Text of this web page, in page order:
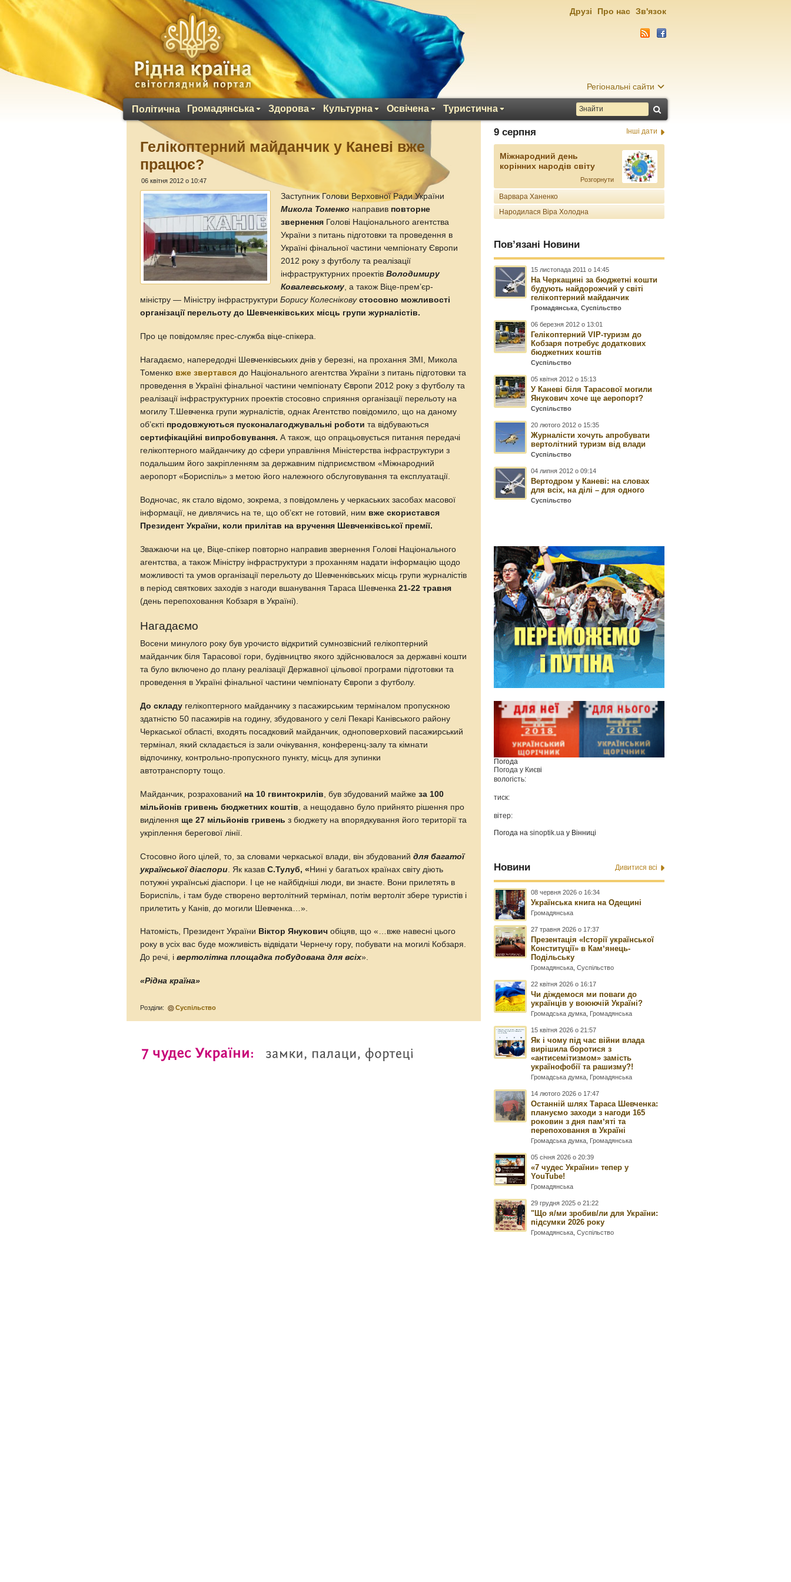
Регіональні сайти
Політична Громадянська Здорова Культурна Освічена Туристична
Друзі Про нас Зв'язок
Гелікоптерний майданчик у Каневі вже
працює?
06 квітня 2012 о 10:47
Заступник Голови Верховної Ради України
Микола Томенко направив повторне
звернення Голові Національного агентства
України з питань підготовки та проведення в
Україні фінальної частини чемпіонату Європи
2012 року з футболу та реалізації
інфраструктурних проектівВолодимиру
Ковалевському, а також Віце-прем’єр-
міністру — Міністру інфраструктуриБорису Колеснікову стосовно можливості
організації перельоту до Шевченківських місць групи журналістів.
Про це повідомляє прес-служба віце-спікера.
Нагадаємо, напередодні Шевченківських днів у березні, на прохання ЗМІ, Микола
Томенко вже звертався до Національного агентства України з питань підготовки та
проведення в Україні фінальної частини чемпіонату Європи 2012 року з футболу та
реалізації інфраструктурних проектів стосовно сприяння організації перельоту на
могилу Т.Шевченка групи журналістів, однак Агентство повідомило, що на даному
об’єкті продовжуються пусконалагоджувальні роботи та відбуваються
сертифікаційні випробовування. А також, що опрацьовується питання передачі
гелікоптерного майданчику до сфери управління Міністерства інфраструктури з
подальшим його закріпленням за державним підприємством «Міжнародний
аеропорт «Бориспіль» з метою його належного обслуговування та експлуатації.
Водночас, як стало відомо, зокрема, з повідомлень у черкаських засобах масової
інформації, не дивлячись на те, що об’єкт не готовий, ним вже скористався
Президент України, коли прилітав на вручення Шевченківської премії.
Зважаючи на це, Віце-спікер повторно направив звернення Голові Національного
агентства, а також Міністру інфраструктури з проханням надати інформацію щодо
можливості та умов організації перельоту до Шевченківських місць групи журналістів
в період святкових заходів з нагоди вшанування Тараса Шевченка21-22 травня
(день перепоховання Кобзаря в Україні).
Нагадаємо
Восени минулого року був урочисто відкритий сумнозвісний гелікоптерний
майданчик біля Тарасової гори, будівництво якого здійснювалося за державні кошти
та було включено до плану реалізації Державної цільової програми підготовки та
проведення в Україні фінальної частини чемпіонату Європи з футболу.
До складу гелікоптерного майданчику з пасажирським терміналом пропускною
здатністю 50 пасажирів на годину, збудованого у селі Пекарі Канівського району
Черкаської області, входять посадковий майданчик, одноповерховий пасажирський
термінал, який складається із зали очікування, конференц-залу та кімнати
відпочинку, контрольно-пропускного пункту, місць для зупинки
автотранспорту тощо.
Майданчик, розрахований на 10 гвинтокрилів , був збудований майжеза 100
мільйонів гривень бюджетних коштів , а нещодавно було прийнято рішення про
виділення ще 27 мільйонів гривень з бюджету на впорядкування його території та
укріплення берегової лінії.
Стосовно його цілей, то, за словами черкаської влади, він збудованийдля багатої
української діаспори . Як казавС.Тулуб, «Нині у багатьох країнах світу діють
потужні українські діаспори. І це не найбідніші люди, ви знаєте. Вони прилетять в
Бориспіль, і там буде створено вертолітний термінал, потім вертоліт збере туристів і
прилетить у Канів, до могили Шевченка…».
Натомість, Президент України Віктор Янукович обіцяв, що «…вже навесні цього
року в усіх вас буде можливість відвідати Чернечу гору, побувати на могилі Кобзаря.
До речі, і вертолітна площадка побудована для всіх».
«Рідна країна»
Розділи: Суспільство
9 серпня Інші дати
Міжнародний день
корінних народів світу
Розгорнути
Варвара Ханенко
Народилася Віра Холодна
Пов’язані Новини
15 листопада 2011 о 14:45
На Черкащині за бюджетні кошти
будують найдорожчий у світі
гелікоптерний майданчик
Громадянська ,Суспільство
06 березня 2012 о 13:01
Гелікоптерний VIP-туризм до
Кобзаря потребує додаткових
бюджетних коштів
Суспільство
05 квітня 2012 о 15:13
У Каневі біля Тарасової могили
Янукович хоче ще аеропорт?
Суспільство
20 лютого 2012 о 15:35
Журналісти хочуть апробувати
вертолітний туризм від влади
Суспільство
04 липня 2012 о 09:14
Вертодром у Каневі: на словах
для всіх, на ділі – для одного
Суспільство
Погода
Погода у Києві
вологість:
тиск:
вітер:
Погода наsinoptik.ua у Вінниці
Новини Дивитися всі
08 червня 2026 о 16:34
Українська книга на Одещині
Громадянська
27 травня 2026 о 17:37
Презентація «Історії української
Конституції» в Камʼянець-
Подільську
Громадянська ,Суспільство
22 квітня 2026 о 16:17
Чи діждемося ми поваги до
українців у воюючій Україні?
Громадська думка Громадянська
15 квітня 2026 о 21:57
Як і чому під час війни влада
вирішила боротися з
«антисемітизмом» замість
українофобії та рашизму?!
Громадська думка Громадянська
14 лютого 2026 о 17:47
Останній шлях Тараса Шевченка:
плануємо заходи з нагоди 165
роковин з дня памʼяті та
перепоховання в Україні
Громадська думка Громадянська
05 січня 2026 о 20:39
«7 чудес України» тепер у
YouTube!
Громадянська
29 грудня 2025 о 21:22
"Що я/ми зробив/ли для України:
підсумки 2026 року
Громадянська ,Суспільство